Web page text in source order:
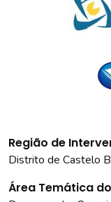
Região de
Distrito de Castelo
Área Temática